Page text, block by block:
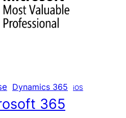
Dynamics 365 iOS
365